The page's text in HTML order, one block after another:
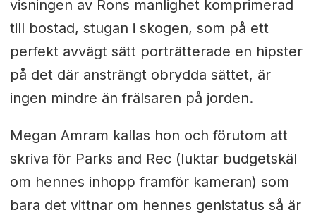
visningen av Rons manlighet komprimerad
till bostad, stugan i skogen, som på ett
perfekt avvägt sätt porträtterade en hipster
på det där ansträngt obrydda sättet, är
ingen mindre än frälsaren på jorden.
Megan Amram kallas hon och förutom att
skriva för Parks and Rec (luktar budgetskäl
om hennes inhopp framför kameran) som
bara det vittnar om hennes genistatus så är